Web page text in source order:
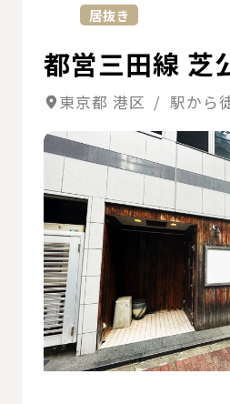
居抜き
都営三田線 芝
東京都 港区 / 駅から